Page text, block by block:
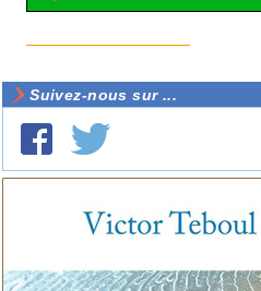
Suivez-nous sur ...